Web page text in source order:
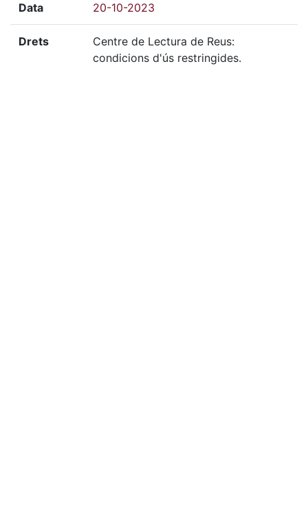
Data 20-10-2023
Drets
Centre de Lectura de Reus:
condicions d'ús restringides.